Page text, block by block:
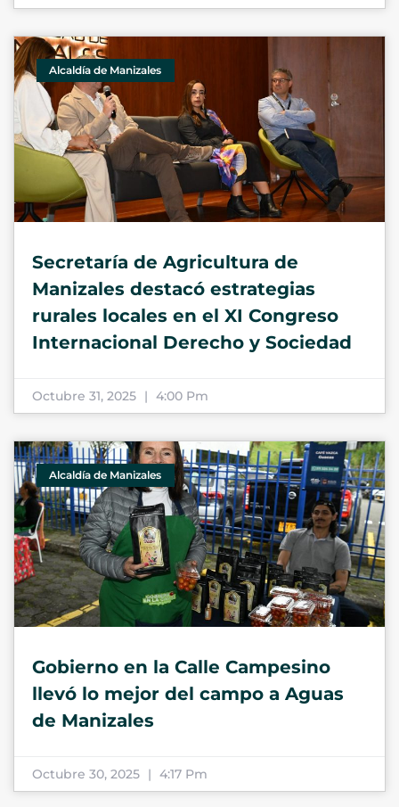
Alcaldía de Manizales
Secretaría de Agricultura de
Manizales destacó estrategias
rurales locales en el XI Congreso
Internacional Derecho y Sociedad
Octubre 31, 2025 4:00 Pm
Alcaldía de Manizales
Gobierno en la Calle Campesino
llevó lo mejor del campo a Aguas
de Manizales
Octubre 30, 2025 4:17 Pm